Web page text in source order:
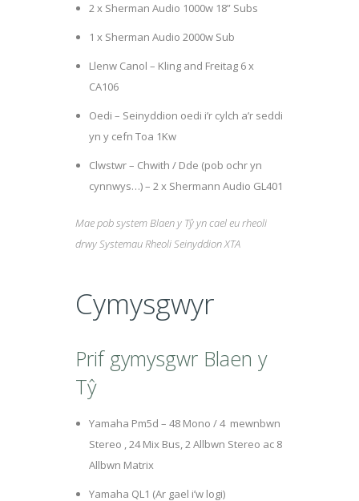
2 x Sherman Audio 1000w 18” Subs
1 x Sherman Audio 2000w Sub
Llenw Canol – Kling and Freitag 6 x
CA106
Oedi – Seinyddion oedi i’r cylch a’r seddi
yn y cefn Toa 1Kw
Clwstwr – Chwith / Dde (pob ochr yn
cynnwys…) – 2 x Shermann Audio GL401
Mae pob system Blaen y Tŷ yn cael eu rheoli
drwy Systemau Rheoli Seinyddion XTA
Cymysgwyr
Prif gymysgwr Blaen y
Tŷ
Yamaha Pm5d – 48 Mono / 4 mewnbwn
Stereo , 24 Mix Bus, 2 Allbwn Stereo ac 8
Allbwn Matrix
Yamaha QL1 (Ar gael i’w logi)